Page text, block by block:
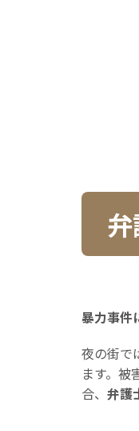
暴力事件
夜の街で
ます。被
合、 弁護